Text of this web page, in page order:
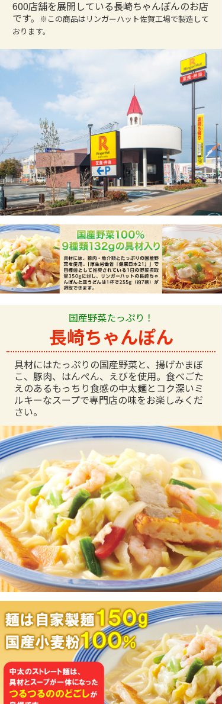
600店舗を展開している長崎ちゃんぽんのお店
です。
※この商品はリンガーハット佐賀工場で製造して
おります。
国産野菜たっぷり！
長崎ちゃんぽん
具材にはたっぷりの国産野菜と、揚げかまぼ
こ、豚肉、はんぺん、えびを使用。食べごた
えのあるもっちり食感の中太麺とコク深いミ
ルキーなスープで専門店の味をお楽しみくだ
さい。